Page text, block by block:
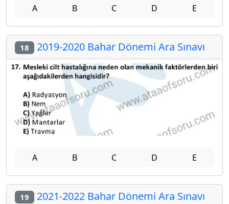
A B C D E
18 2019-2020 Bahar Dönemi Ara Sınavı
A B C D E
19 2021-2022 Bahar Dönemi Ara Sınavı